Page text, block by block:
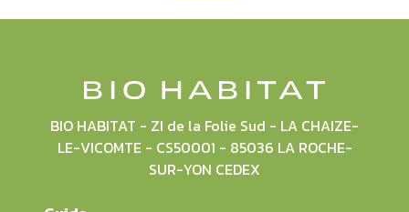
BIO HABITAT - ZI de la Folie Sud - LA CHAIZE-
LE-VICOMTE - CS50001 - 85036 LA ROCHE-
SUR-YON CEDEX